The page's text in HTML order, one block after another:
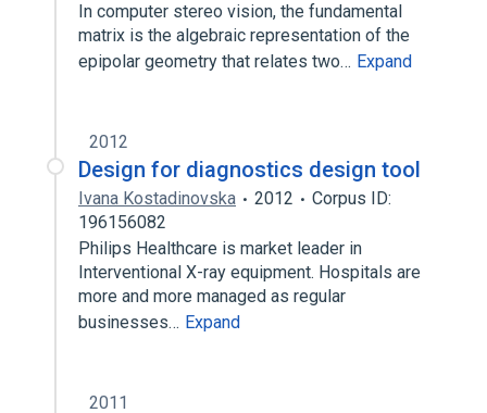
In computer stereo vision, the fundamental
matrix is the algebraic representation of the
epipolar geometry that relates two… Expand
2012
Design for diagnostics design tool
Ivana Kostadinovska 2012
Corpus ID:
196156082
Philips Healthcare is market leader in
Interventional X-ray equipment. Hospitals are
more and more managed as regular
businesses… Expand
2011